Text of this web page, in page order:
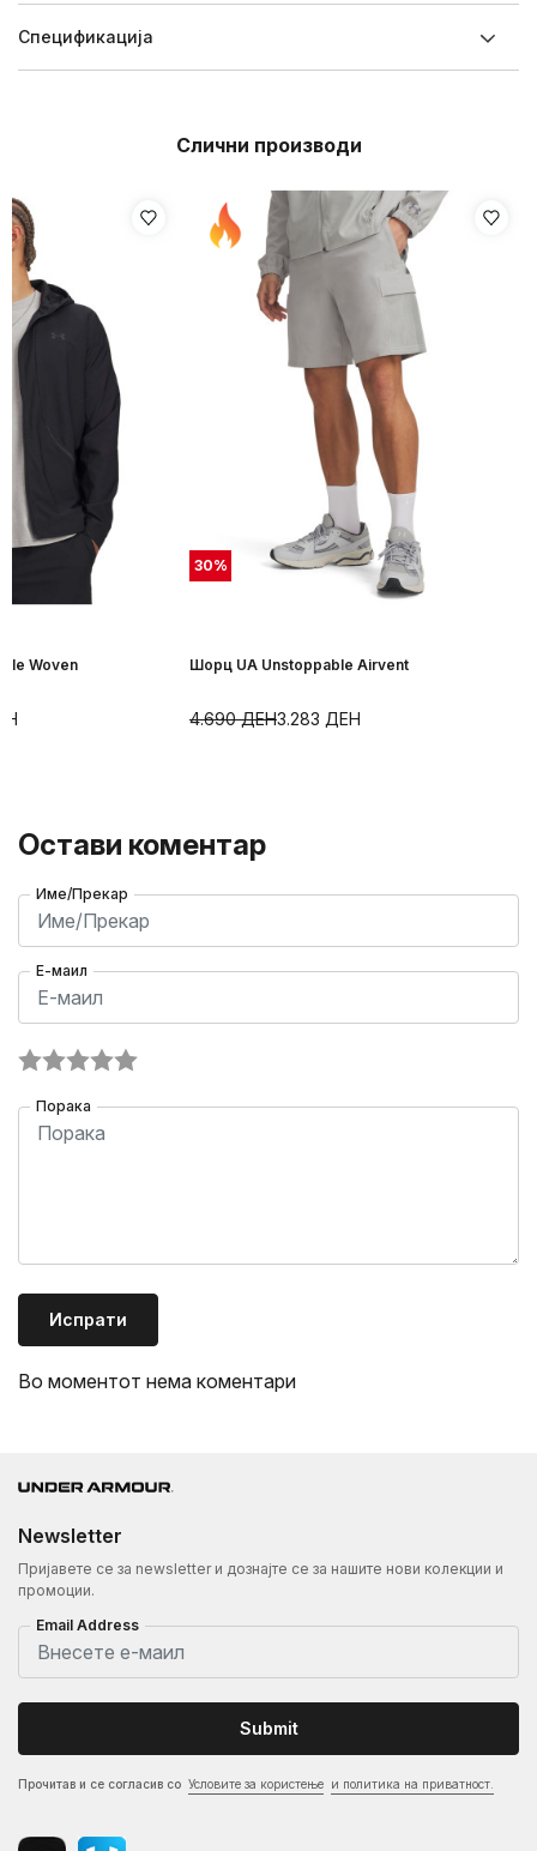
Спецификацијa
Слични производи
Woven
30%
Шорц UA Unstoppable Airvent
3.283 ДЕН
4.690ДЕН
Остави коментар
Име/Прекар
Е-маил
Порака
Испрати
Во моментот нема коментари
Newsletter
Пријавете се за newsletter и дознајте се за нашите нови колекции и
промоции.
Email Address
Submit
Прочитав и се согласив со Условите за користење и политика на приватност.